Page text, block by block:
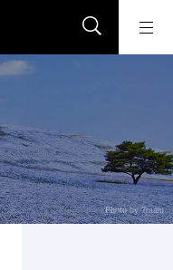
Photo by 7maru